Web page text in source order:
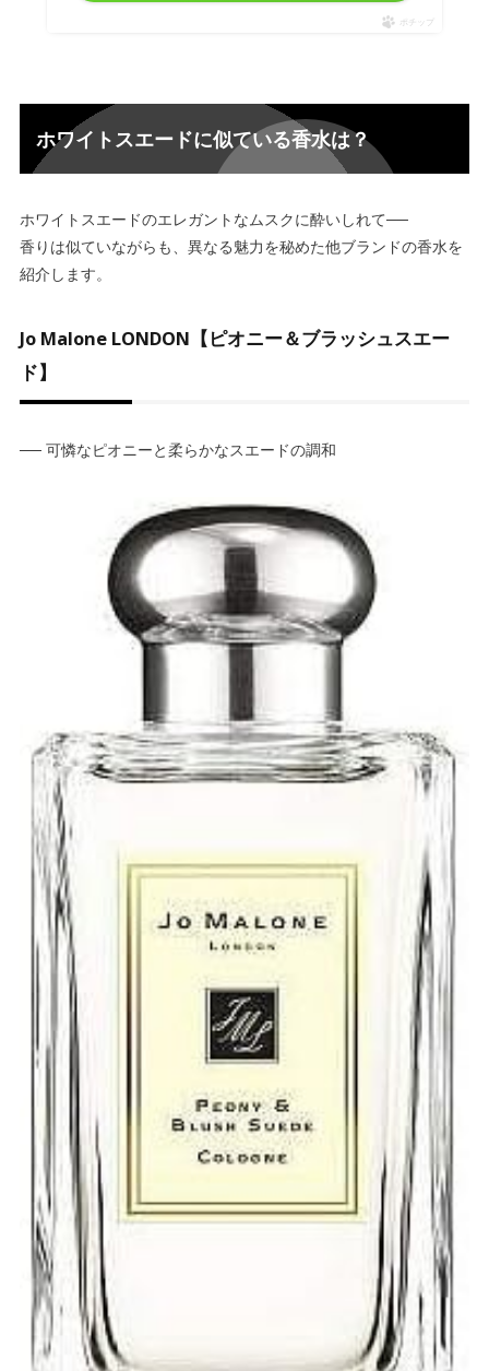
ポチップ
ホワイトスエードに似ている香水は？
ホワイトスエードのエレガントなムスクに酔いしれて──
香りは似ていながらも、異なる魅力を秘めた他ブランドの香水を
紹介します。
Jo Malone LONDON【ピオニー＆ブラッシュスエー
ド】
── 可憐なピオニーと柔らかなスエードの調和